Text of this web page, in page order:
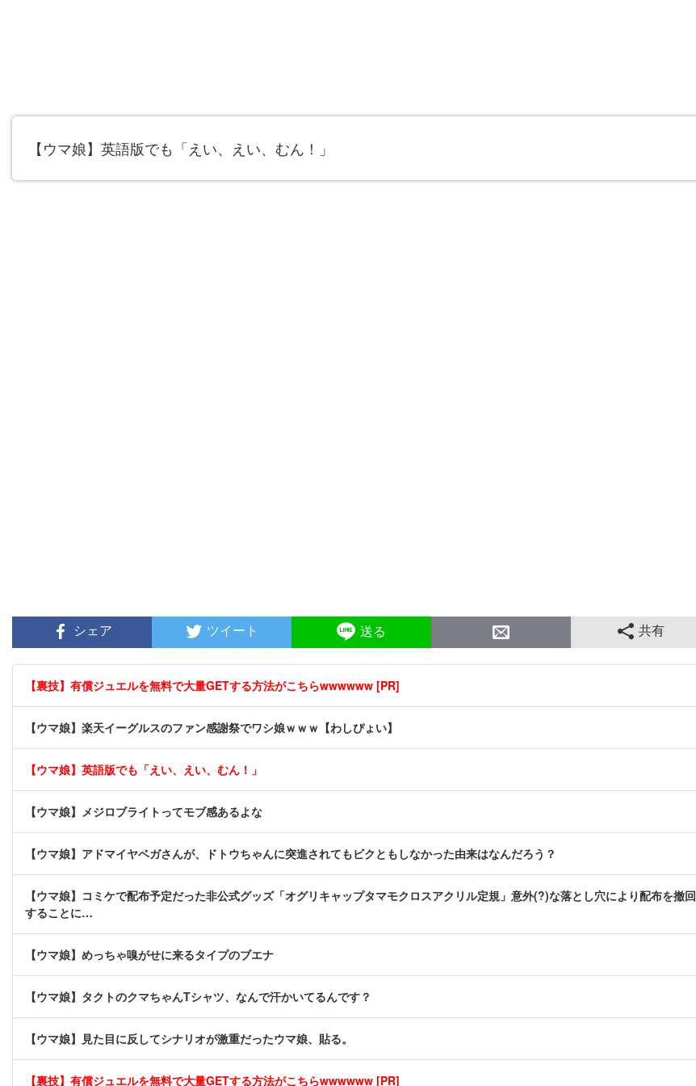
【ウマ娘】英語版でも「えい、えい、むん！」
シェア ツイート 送る 共有
【裏技】有償ジュエルを無料で大量GETする方法がこちらwwwwww [PR]
【ウマ娘】楽天イーグルスのファン感謝祭でワシ娘ｗｗｗ【わしぴょい】
【ウマ娘】英語版でも「えい、えい、むん！」
【ウマ娘】メジロブライトってモブ感あるよな
【ウマ娘】アドマイヤベガさんが、ドトウちゃんに突進されてもビクともしなかった由来はなんだろう？
【ウマ娘】コミケで配布予定だった非公式グッズ「オグリキャップタマモクロスアクリル定規」意外(?)な落とし穴により配布を撤回
することに…
【ウマ娘】めっちゃ嗅がせに来るタイプのブエナ
【ウマ娘】タクトのクマちゃんTシャツ、なんで汗かいてるんです？
【ウマ娘】見た目に反してシナリオが激重だったウマ娘、貼る。
【裏技】有償ジュエルを無料で大量GETする方法がこちらwwwwww [PR]